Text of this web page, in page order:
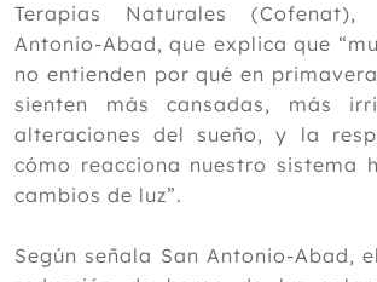
¿Sabías para qué sirve
las mujeres?
Eficacia y puntos
acupresión auricular
tratamiento de la
¿OJOS ROJOS?¿ES
O ALGO PEOR AQUI
El masaje en el
Terapias Naturales (Cofenat),
Antonio-Abad, que explica que
no entienden por qué en
sienten más cansadas, más
alteraciones del sueño, y la
cómo reacciona nuestro sistema
cambios de luz”.
Según señala San Antonio-Abad,